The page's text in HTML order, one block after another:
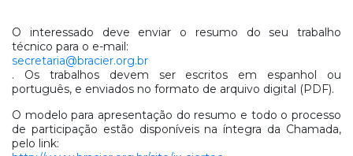
O interessado deve enviar o resumo do seu trabalho
técnico para o e-mail:
secretaria@bracier.org.br
. Os trabalhos devem ser escritos em espanhol ou
português, e enviados no formato de arquivo digital (PDF).
O modelo para apresentação do resumo e todo o processo
de participação estão disponíveis na íntegra da Chamada,
pelo link: